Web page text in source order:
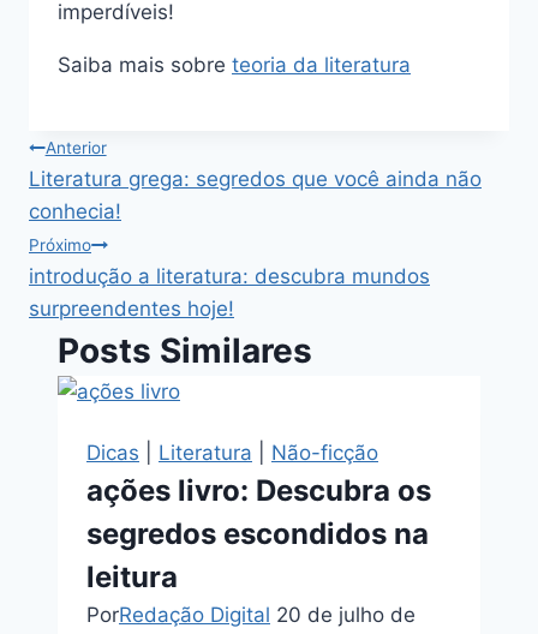
imperdíveis!
Saiba mais sobre teoria da literatura
Navegação
de
Post
Anterior
Literatura grega: segredos que você ainda não
conhecia!
Próximo
introdução a literatura: descubra mundos
surpreendentes hoje!
Posts Similares
Dicas Literatura Não-ficção
ações livro: Descubra os
segredos escondidos na
leitura
PorRedação Digital 20 de julho de